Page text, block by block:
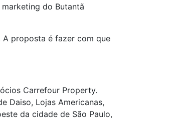
do Butantã
A proposta é fazer com que
Carrefour Property.
Daiso, Lojas Americanas,
da cidade de São Paulo,